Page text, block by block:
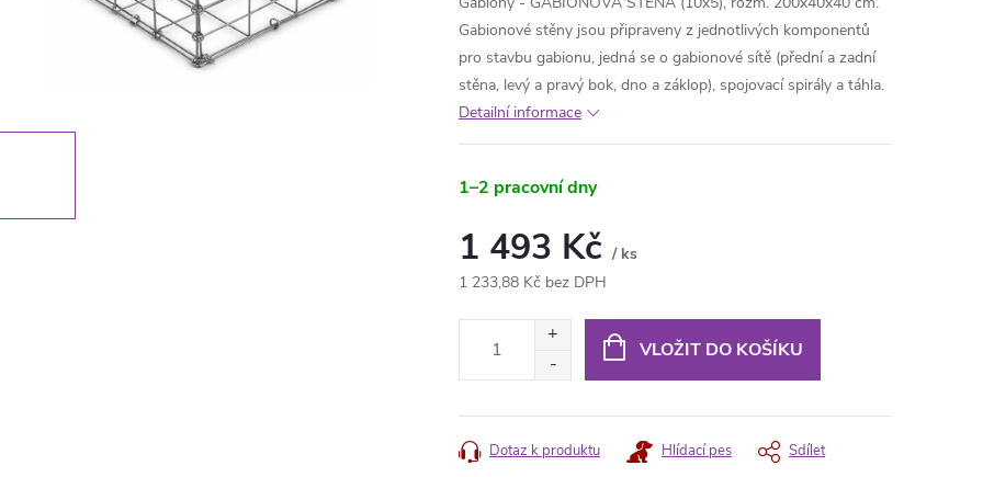
Gabionové stěny jsou připraveny z jednotlivých komponentů
pro stavbu gabionu, jedná se o gabionové sítě (přední a zadní
stěna, levý a pravý bok, dno a záklop), spojovací spirály a táhla.
Detailní informace
1–2 pracovní dny
1 493 Kč / ks
1 233,88 Kč bez DPH
VLOŽIT DO KOŠÍKU
Dotaz k produktu Hlídací pes Sdílet